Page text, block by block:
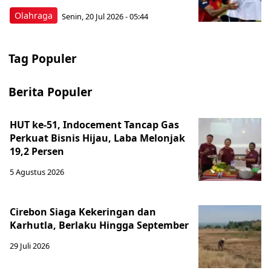
Olahraga Senin, 20 Jul 2026 - 05:44
Tag Populer
Berita Populer
HUT ke-51, Indocement Tancap Gas
Perkuat Bisnis Hijau, Laba Melonjak
19,2 Persen
5 Agustus 2026
Cirebon Siaga Kekeringan dan
Karhutla, Berlaku Hingga September
29 Juli 2026